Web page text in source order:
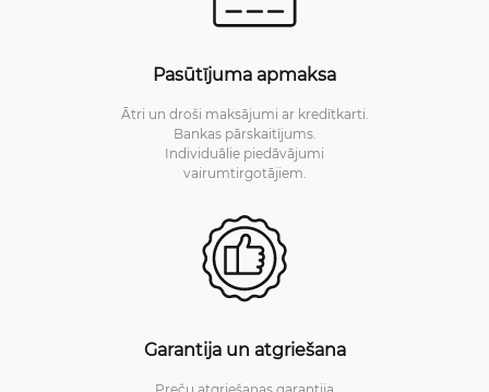
Pasūtījuma apmaksa
Ātri un droši maksājumi ar kredītkarti.
Bankas pārskaitījums.
Individuālie piedāvājumi
vairumtirgotājiem.
Garantija un atgriešana